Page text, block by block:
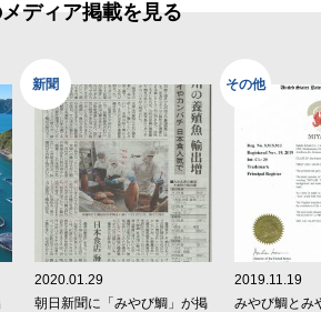
ディア掲載を見る
新聞
2020.01.29
朝日新聞に「みやび鯛」が掲
その他
2019.11.19
みやび鯛とみ